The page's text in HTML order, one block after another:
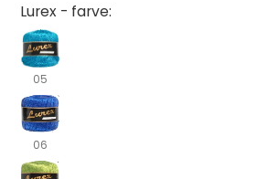
Lurex - farve:
05
06